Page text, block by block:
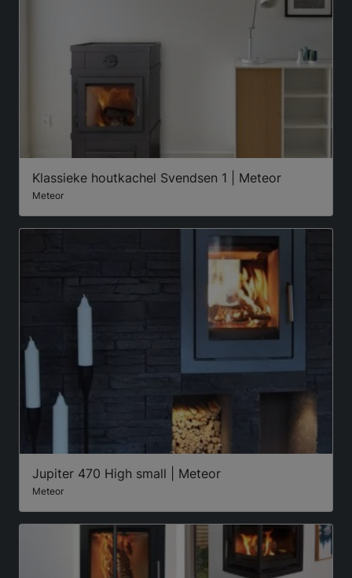
Klassieke houtkachel Svendsen 1 | Meteor
Meteor
Jupiter 470 High small | Meteor
Meteor